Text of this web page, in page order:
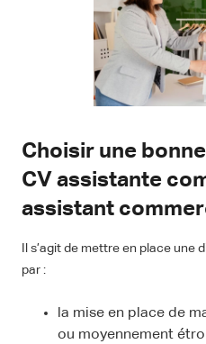
Choisir une
CV assistante
assistant
Il s’agit de mettre en place
par :
la mise en place de
ou moyennement